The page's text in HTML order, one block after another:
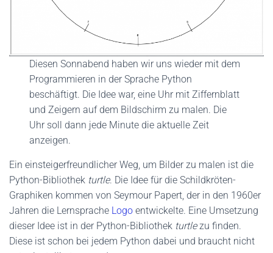
Diesen Sonnabend haben wir uns wieder mit dem
Programmieren in der Sprache Python
beschäftigt. Die Idee war, eine Uhr mit Ziffernblatt
und Zeigern auf dem Bildschirm zu malen. Die
Uhr soll dann jede Minute die aktuelle Zeit
anzeigen.
Ein einsteigerfreundlicher Weg, um Bilder zu malen ist die
Python-Bibliothek turtle. Die Idee für die Schildkröten-
Graphiken kommen von Seymour Papert, der in den 1960er
Jahren die Lernsprache Logo entwickelte. Eine Umsetzung
dieser Idee ist in der Python-Bibliothek turtlezu finden.
Diese ist schon bei jedem Python dabei und braucht nicht